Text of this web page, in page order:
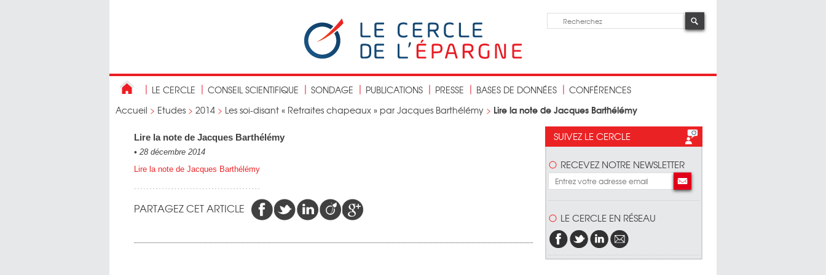
LE CERCLE CONSEIL SCIENTIFIQUE SONDAGE PUBLICATIONS PRESSE BASES DE DONNÉES
CONFÉRENCES
Accueil > Etudes > 2014 > Les soi-disant « Retraites chapeaux » par Jacques Barthélémy > Lire la note de Jacques Barthélémy
Lire la note de Jacques Barthélémy
• 28 décembre 2014
Lire la note de Jacques Barthélémy
PARTAGEZ CET ARTICLE
SUIVEZ LE CERCLE
RECEVEZ NOTRE NEWSLETTER
LE CERCLE EN RÉSEAU